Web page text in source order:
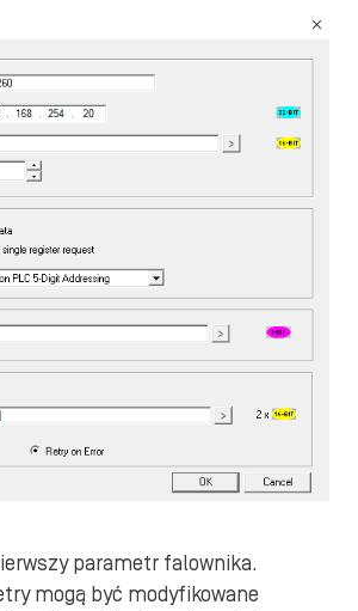
parametr falownika.
mogą być modyfikowane